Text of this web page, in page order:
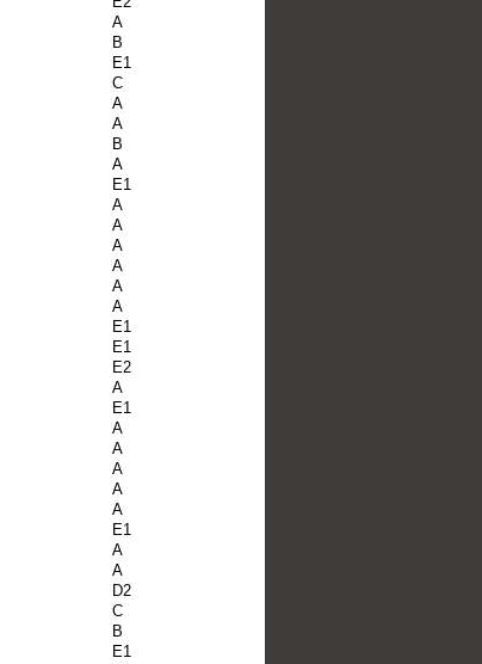
A
B
E1
C
A
A
B
A
E1
A
A
A
A
A
A
E1
E1
E2
A
E1
A
A
A
A
A
E1
A
A
D2
C
B
E1